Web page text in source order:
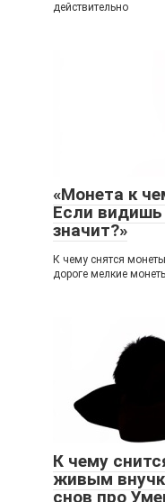
действительно
«Монета к
Если видишь
значит?»
К чему снятся
дороге мелкие
К чему
живым
снов про